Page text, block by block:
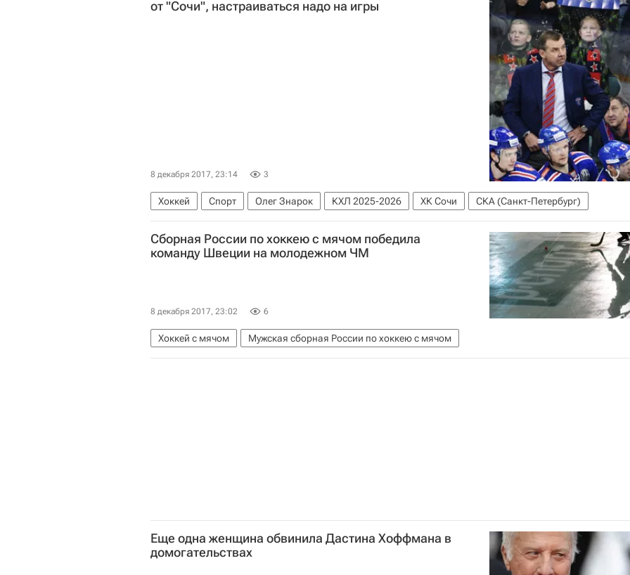
от "Сочи", настраиваться надо на игры
8 декабря 2017, 23:14 3
Хоккей Спорт Олег Знарок КХЛ 2025-2026 ХК Сочи СКА (Санкт-Петербург)
Сборная России по хоккею с мячом победила
команду Швеции на молодежном ЧМ
8 декабря 2017, 23:02 6
Хоккей с мячом Мужская сборная России по хоккею с мячом
Еще одна женщина обвинила Дастина Хоффмана в
домогательствах